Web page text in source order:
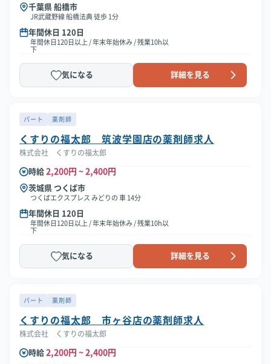
千葉県 船橋市
JR武蔵野線 船橋法典 徒歩 1分
年間休日 120日
年間休日120日以上 / 年末年始休み / 残業10h以
下
気になる 詳細を見る
パート 薬剤師
くすりの福太郎 筑波学園店の薬剤師求人
株式会社 くすりの福太郎
時給 2,200円 ~ 2,400円
茨城県 つくば市
つくばエクスプレス みどりの 車 14分
年間休日 120日
年間休日120日以上 / 年末年始休み / 残業10h以
下
気になる 詳細を見る
パート 薬剤師
くすりの福太郎 市ヶ谷店の薬剤師求人
株式会社 くすりの福太郎
時給 2,200円 ~ 2,400円